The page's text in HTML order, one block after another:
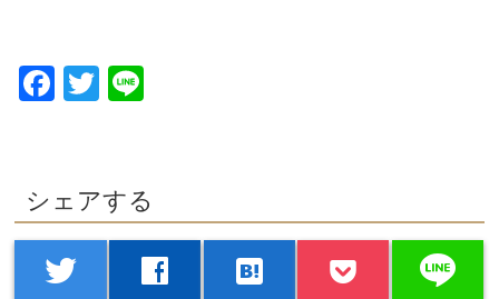
Facebook
Twitter
シェアする
twitter facebook hatenabookmark line